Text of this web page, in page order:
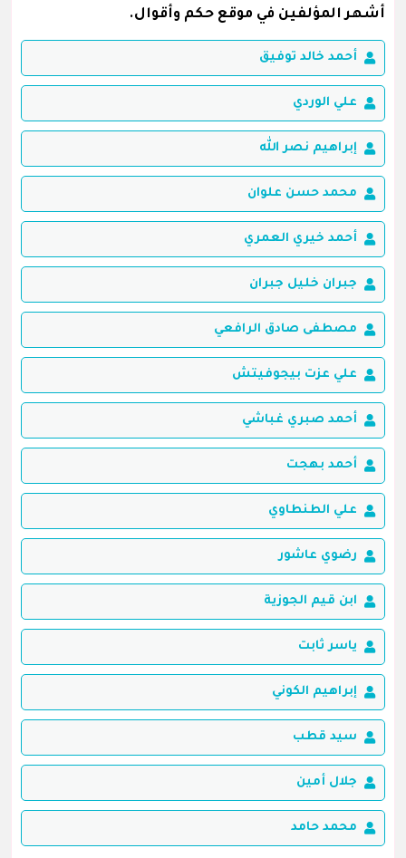
أشهر المؤلفين في موقع حكم وأقوال.
أحمد خالد توفيق
علي الوردي
إبراهيم نصر الله
محمد حسن علوان
أحمد خيري العمري
جبران خليل جبران
مصطفى صادق الرافعي
علي عزت بيجوفيتش
أحمد صبري غباشي
أحمد بهجت
علي الطنطاوي
رضوي عاشور
ابن قيم الجوزية
ياسر ثابت
إبراهيم الكوني
سيد قطب
جلال أمين
محمد حامد